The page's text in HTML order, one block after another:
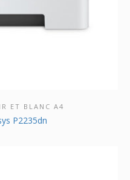
PRODUIT
ET BLANC A4
P2235dn